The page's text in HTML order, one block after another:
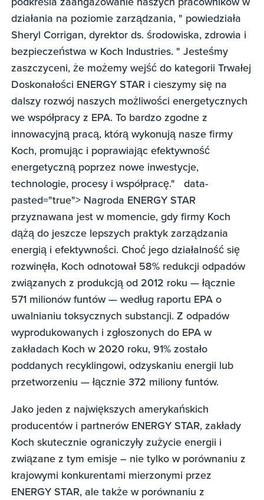
działania na poziomie zarządzania, " powiedziała
Sheryl Corrigan, dyrektor ds. środowiska, zdrowia i
bezpieczeństwa w Koch Industries. " Jesteśmy
zaszczyceni, że możemy wejść do kategorii Trwałej
Doskonałości ENERGY STAR i cieszymy się na
dalszy rozwój naszych możliwości energetycznych
we współpracy z EPA. To bardzo zgodne z
innowacyjną pracą, którą wykonują nasze firmy
Koch, promując i poprawiając efektywność
energetyczną poprzez nowe inwestycje,
technologie, procesy i współpracę." data-
pasted="true"> Nagroda ENERGY STAR
przyznawana jest w momencie, gdy firmy Koch
dążą do jeszcze lepszych praktyk zarządzania
energią i efektywności. Choć jego działalność się
rozwinęła, Koch odnotował 58% redukcji odpadów
związanych z produkcją od 2012 roku — łącznie
571 milionów funtów — według raportu EPA o
uwalnianiu toksycznych substancji. Z odpadów
wyprodukowanych i zgłoszonych do EPA w
zakładach Koch w 2020 roku, 91% zostało
poddanych recyklingowi, odzyskaniu energii lub
przetworzeniu — łącznie 372 miliony funtów.
Jako jeden z największych amerykańskich
producentów i partnerów ENERGY STAR, zakłady
Koch skutecznie ograniczyły zużycie energii i
związane z tym emisje – nie tylko w porównaniu z
krajowymi konkurentami mierzonymi przez
ENERGY STAR, ale także w porównaniu z